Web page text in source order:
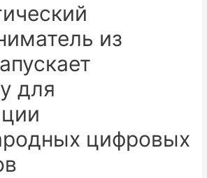
из
для
цифровых